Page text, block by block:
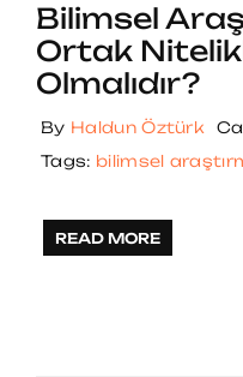
Bilimsel
Ortak
Olmalıdır?
By Haldun Öztürk
Tags: bilimsel
READ MORE